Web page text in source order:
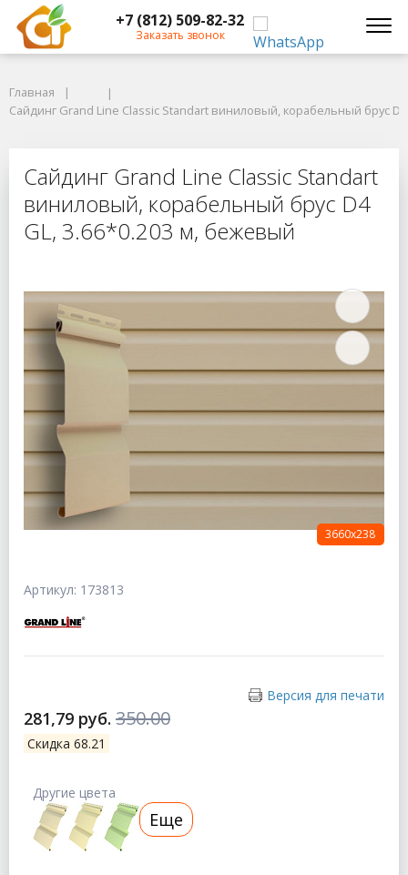
+7 (812) 509-82-32
Заказать звонок
Сайдинг Grand Line Classic Standart виниловый, корабельный брус D4
Сайдинг Grand Line Classic
Главная
Сайдинг Grand Line Classic Standart виниловый, корабельный брус
Сайдинг Grand Line Classic Standart
виниловый, корабельный брус D4
GL, 3.66*0.203 м, бежевый
3660х238
Артикул: 173813
Версия для печати
281,79 руб. 350.00
Скидка 68.21
Другие цвета
Еще